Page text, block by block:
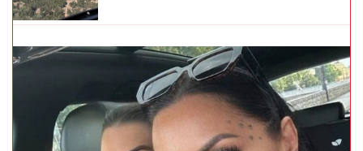
SKINULA SE ANA SEVIĆ
Ukrstila bikini, pa mamila